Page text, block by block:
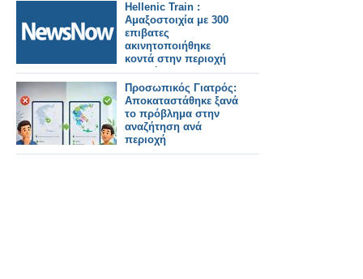
Hellenic Train :
Αμαξοστοιχία με 300
επιβατες
ακινητοποιήθηκε
κοντά στην περιοχή
της σήραγγας
Όθρυος, λόγω
τεχνικού
προβλήματος.
Προσωπικός Γιατρός:
Αποκαταστάθηκε ξανά
το πρόβλημα στην
αναζήτηση ανά
περιοχή